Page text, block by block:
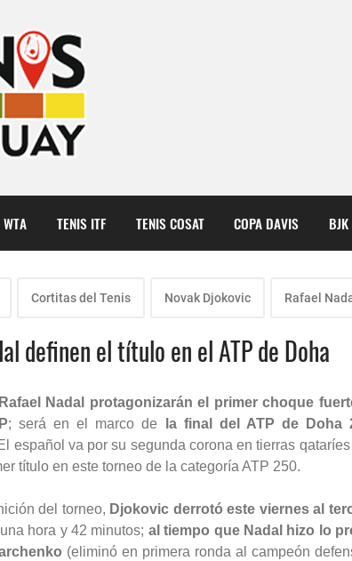
TENIS ITF TENIS COSAT COPA DAVIS
Cortitas del Tenis Novak Djokovic Rafael
definen el título en el ATP de Doha
Nadal protagonizarán el primer choque
; será en el marco de la final del ATP de Doha
español va por su segunda corona en tierras
título en este torneo de la categoría ATP 250.
del torneo, Djokovic derrotó este viernes al
hora y 42 minutos; al tiempo que Nadal hizo lo
(eliminó en primera ronda al campeón